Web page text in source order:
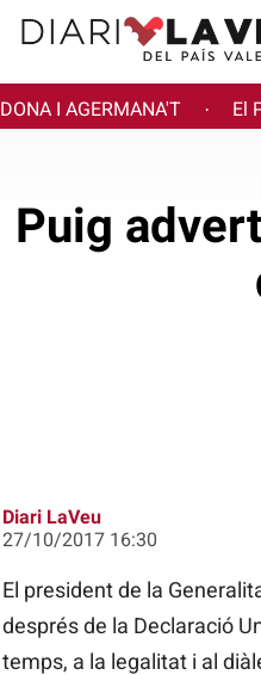
DONA I AGERMANA'T · El
Puig
Diari LaVeu
27/10/2017 16:30
El president de la
després de la Declaració
temps, a la legalitat i al